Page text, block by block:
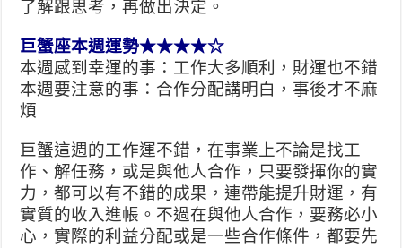
了解跟思考，再做出決定。
巨蟹座本週運勢★★★★☆
本週感到幸運的事：工作大多順利，財運也不錯
本週要注意的事：合作分配講明白，事後才不麻
煩
巨蟹這週的工作運不錯，在事業上不論是找工
作、解任務，或是與他人合作，只要發揮你的實
力，都可以有不錯的成果，連帶能提升財運，有
實質的收入進帳。不過在與他人合作，要務必小
心，實際的利益分配或是一些合作條件，都要先